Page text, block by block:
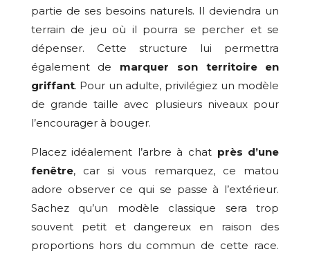
partie de ses besoins naturels. Il deviendra un
terrain de jeu où il pourra se percher et se
dépenser. Cette structure lui permettra
également de marquer son territoire en
griffant. Pour un adulte, privilégiez un modèle
de grande taille avec plusieurs niveaux pour
l’encourager à bouger.
Placez idéalement l’arbre à chat près d’une
fenêtre, car si vous remarquez, ce matou
adore observer ce qui se passe à l’extérieur.
Sachez qu’un modèle classique sera trop
souvent petit et dangereux en raison des
proportions hors du commun de cette race.